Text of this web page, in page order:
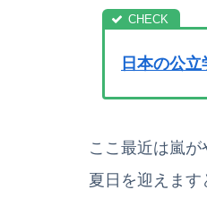
日本の公
ここ最近は嵐
夏日を迎えます